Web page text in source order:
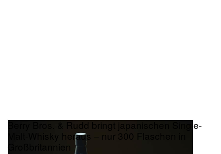
Berry Bros. & Rudd bringt japanischen Single-
Malt-Whisky heraus – nur 300 Flaschen in
Großbritannien